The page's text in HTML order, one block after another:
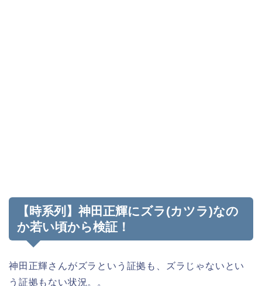
【時系列】神田正輝にズラ(カツラ)なの
か若い頃から検証！
神田正輝さんがズラという証拠も、ズラじゃないとい
う証拠もない状況。。